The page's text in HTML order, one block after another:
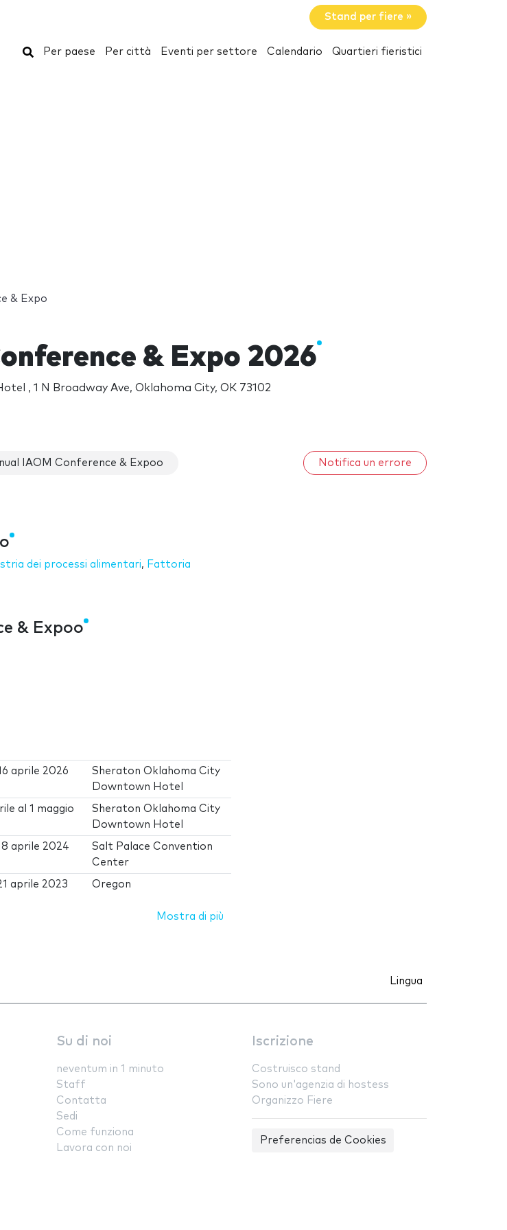
Stand per fiere »
Cerca
Per paese Per città Eventi per settore Calendario Quartieri fieristici
& Expo
& Expo 2026
, 1 N Broadway Ave, Oklahoma City, OK 73102
IAOM Conference & Expoo Notifica un errore
dei processi alimentari, Fattoria
& Expoo
aprile 2026
Sheraton Oklahoma City
Downtown Hotel
al1 maggio
Sheraton Oklahoma City
Downtown Hotel
aprile 2024
Salt Palace Convention
Center
aprile 2023 Oregon
Mostra di più
Lingua
Su di noi
neventum in 1 minuto
Staff
Contatta
Sedi
Come funziona
Lavora con noi
Iscrizione
Costruisco stand
Sono un'agenzia di hostess
Organizzo Fiere
Preferencias de Cookies